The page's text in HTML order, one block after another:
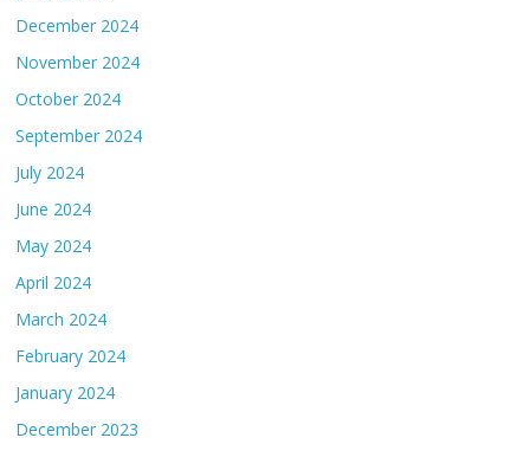
December 2024
November 2024
October 2024
September 2024
July 2024
June 2024
May 2024
April 2024
March 2024
February 2024
January 2024
December 2023